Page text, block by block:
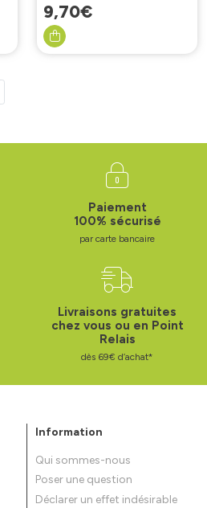
9,70€
Paiement
100% sécurisé
par carte bancaire
Livraisons gratuites
chez vous ou en Point
Relais
dès 69€ d’achat*
Information
Qui sommes-nous
Poser une question
Déclarer un effet indésirable